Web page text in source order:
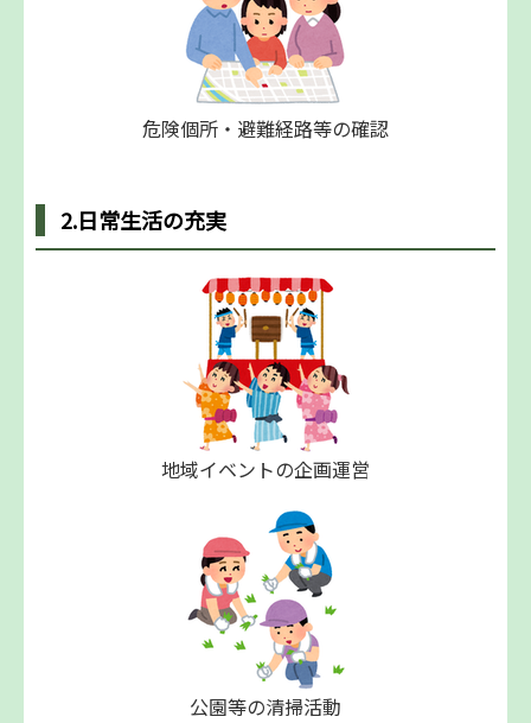
危険個所・避難経路等の確認
2.日常生活の充実
地域イベントの企画運営
公園等の清掃活動